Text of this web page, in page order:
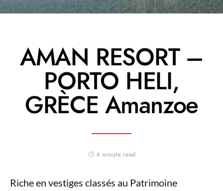
AMAN RESORT –
PORTO HELI,
GRÈCE Amanzoe
4 minute read
Riche en vestiges classés au Patrimoine